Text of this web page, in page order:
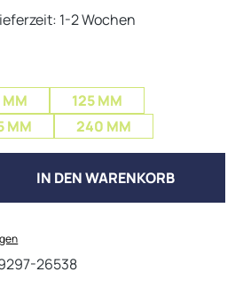
1-2 Wochen
MM
125 MM
MM 240 MM
Gib den gewünschten
IN DEN WARENKORB
26538